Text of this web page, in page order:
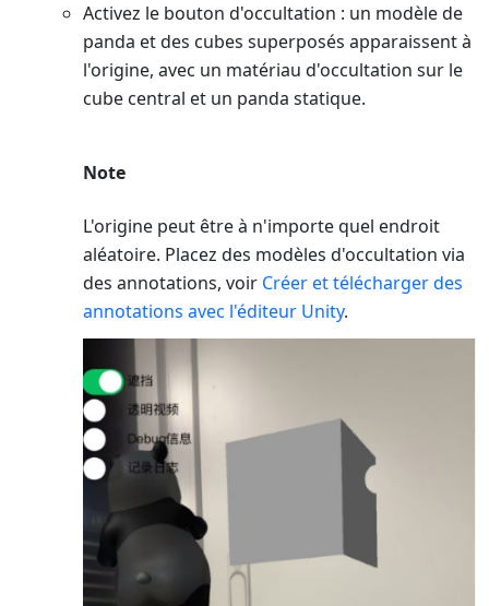
Activez le bouton d'occultation : un modèle de
panda et des cubes superposés apparaissent à
l'origine, avec un matériau d'occultation sur le
cube central et un panda statique.
Note
L'origine peut être à n'importe quel endroit
aléatoire. Placez des modèles d'occultation via
des annotations, voir Créer et télécharger des
annotations avec l'éditeur Unity.